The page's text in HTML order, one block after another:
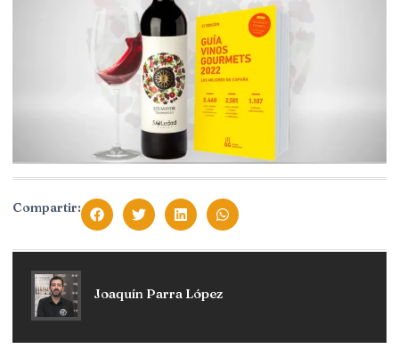
Compartir:
Joaquín Parra López